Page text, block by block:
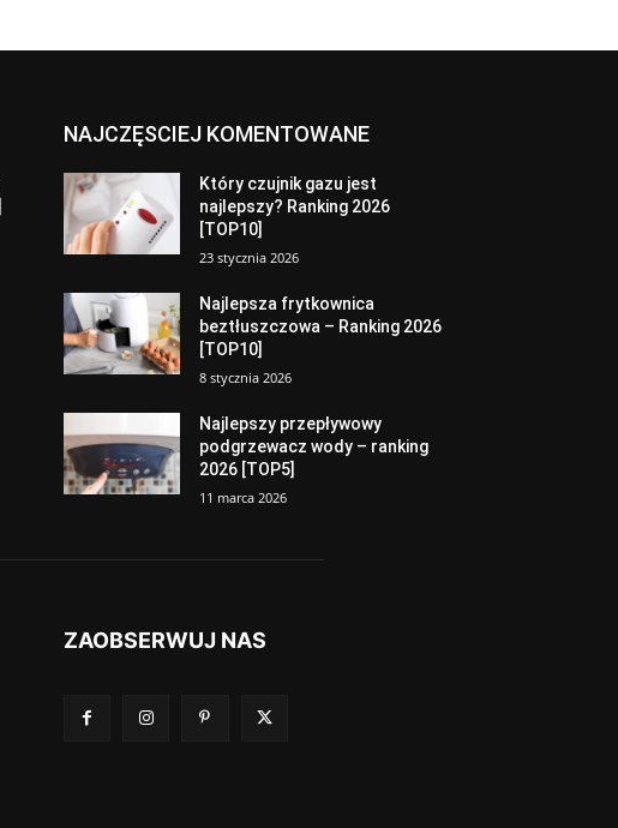
NAJCZĘSCIEJ KOMENTOWANE
Który czujnik gazu jest
najlepszy? Ranking 2026
[TOP10]
23 stycznia 2026
Najlepsza frytkownica
beztłuszczowa – Ranking 2026
[TOP10]
8 stycznia 2026
Najlepszy przepływowy
podgrzewacz wody – ranking
2026 [TOP5]
11 marca 2026
ZAOBSERWUJ NAS